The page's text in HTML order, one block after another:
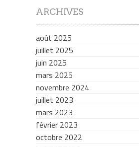
ARCHIVES
août 2025
juillet 2025
juin 2025
mars 2025
novembre 2024
juillet 2023
mars 2023
février 2023
octobre 2022